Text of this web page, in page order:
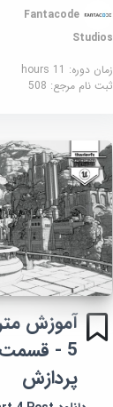
Fantacode
Studios
زمان دوره: 11 hours
ثبت نام مرجع: 508
آموزش
پردازش